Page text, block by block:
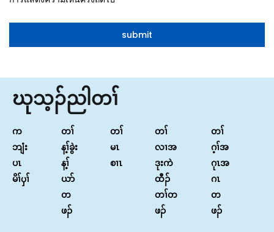
ဃုသ့ၣ်ညါတၢ်
က
ဘျံး
ပၤ
မိၢ်ၦၢ်
တၢ်
န့ၢ်ခွဲး
န့ၢ်
ယာ်
တ
ဖၣ်
တၢ်
မၤ
စၢၤ
တၢ်
လၢအ
ဒုးကဲ
ထီၣ်
တၢ်တ
ဖၣ်
တၢ်
ဂ့ၢ်အ
ဂုၤအ
ဂၤ
တ
ဖၣ်